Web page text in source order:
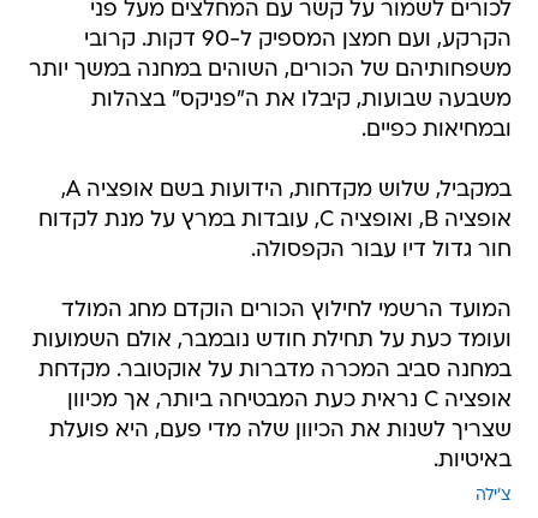
לכורים לשמור על קשר עם המחלצים מעל פני
הקרקע, ועם חמצן המספיק ל-90 דקות. קרובי
משפחותיהם של הכורים, השוהים במחנה במשך יותר
משבעה שבועות, קיבלו את ה"פניקס" בצהלות
ובמחיאות כפיים.
במקביל, שלוש מקדחות, הידועות בשם אופציה A,
אופציה B, ואופציה C, עובדות במרץ על מנת לקדוח
חור גדול דיו עבור הקפסולה.
המועד הרשמי לחילוץ הכורים הוקדם מחג המולד
ועומד כעת על תחילת חודש נובמבר, אולם השמועות
במחנה סביב המכרה מדברות על אוקטובר. מקדחת
אופציה C נראית כעת המבטיחה ביותר, אך מכיוון
שצריך לשנות את הכיוון שלה מדי פעם, היא פועלת
באיטיות.
צ'ילה